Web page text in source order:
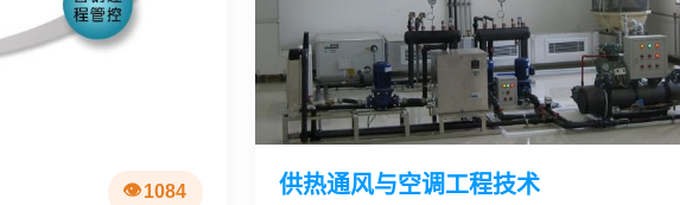
1084 供热通风与空调工程技术